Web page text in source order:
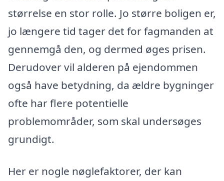
størrelse en stor rolle. Jo større boligen er,
jo længere tid tager det for fagmanden at
gennemgå den, og dermed øges prisen.
Derudover vil alderen på ejendommen
også have betydning, da ældre bygninger
ofte har flere potentielle
problemområder, som skal undersøges
grundigt.
Her er nogle nøglefaktorer, der kan